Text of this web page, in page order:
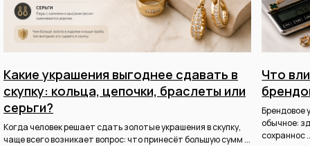
Какие украшения выгоднее сдавать в
скупку: кольца, цепочки, браслеты или
серьги?
Когда человек решает сдать золотые украшения в скупку,
чаще всего возникает вопрос: что принесёт большую сумм ...
Что
Брендовое
обычное:
сохраннос